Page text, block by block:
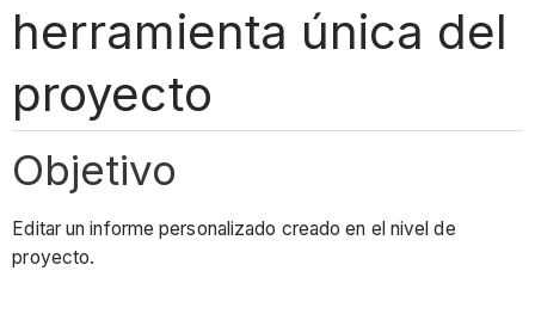
herramienta única del
proyecto
Objetivo
Editar un informe personalizado creado en el nivel de
proyecto.